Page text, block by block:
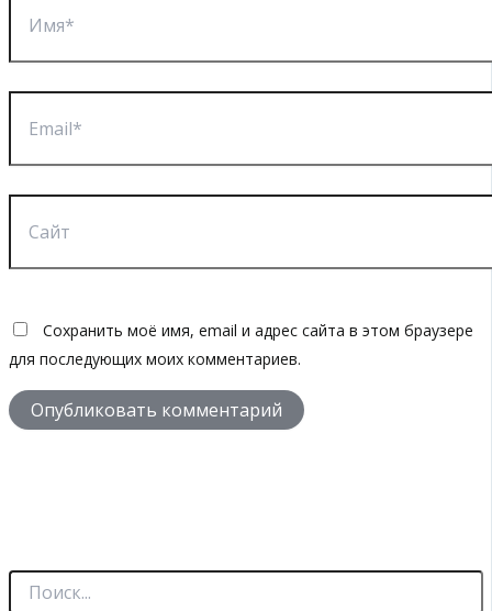
Сохранить моё имя, email и адрес сайта в этом браузере
для последующих моих комментариев.
П